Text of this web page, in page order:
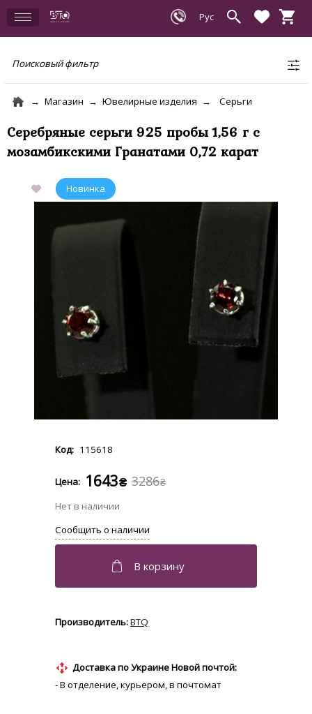
Поисковый фильтр
Магазин Ювелирные изделия Серьги
Серебряные серьги 925 пробы 1,56 г с
мозамбикскими Гранатами 0,72 карат
115618
3286₴
1643₴
BTQ
Доставка по Украине Новой почтой:
- В отделение, курьером, в почтомат